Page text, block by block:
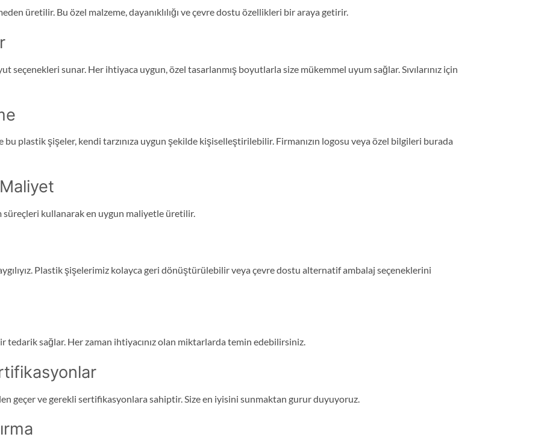
üretilir. Bu özel malzeme, dayanıklılığı ve çevre dostu özellikleri bir araya getirir.
seçenekleri sunar. Her ihtiyaca uygun, özel tasarlanmış boyutlarla size mükemmel uyum sağlar. Sıvılarınız için
bu plastik şişeler, kendi tarzınıza uygun şekilde kişiselleştirilebilir. Firmanızın logosu veya özel bilgileri burada
kullanarak en uygun maliyetle üretilir.
Plastik şişelerimiz kolayca geri dönüştürülebilir veya çevre dostu alternatif ambalaj seçeneklerini
tedarik sağlar. Her zaman ihtiyacınız olan miktarlarda temin edebilirsiniz.
geçer ve gerekli sertifikasyonlara sahiptir. Size en iyisini sunmaktan gurur duyuyoruz.